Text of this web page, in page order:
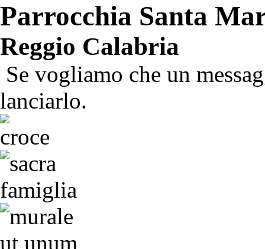
Parrocchia Santa
Reggio Calabria
Se vogliamo che un
lanciarlo.